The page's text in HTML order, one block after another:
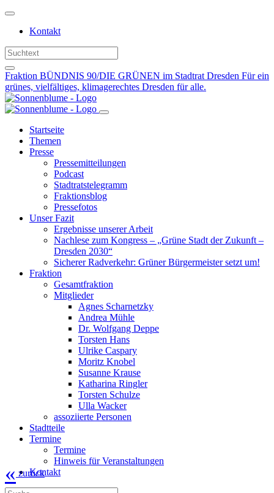
Weiter
Inhalt
Kontakt
Fraktion BÜNDNIS 90/DIE GRÜNEN im Stadtrat Dresden Für ein
grünes, vielfältiges, klimagerechtes Dresden für alle.
Startseite
Themen
Presse
Pressemitteilungen
Podcast
Stadtratstelegramm
Fraktionsblog
Pressefotos
Unser Fazit
Ergebnisse unserer Arbeit
Nachlese zum Kongress – „Grüne Stadt der Zukunft –
Dresden 2030“
Sicherer Radverkehr: Grüner Bürgermeister setzt um!
Fraktion
Gesamtfraktion
Mitglieder
Agnes Scharnetzky
Andrea Mühle
Dr. Wolfgang Deppe
Torsten Hans
Ulrike Caspary
Moritz Knobel
Susanne Krause
Katharina Ringler
Torsten Schulze
Ulla Wacker
assoziierte Personen
Stadtteile
Termine
Termine
Hinweis für Veranstaltungen
Kontakt
« zurück